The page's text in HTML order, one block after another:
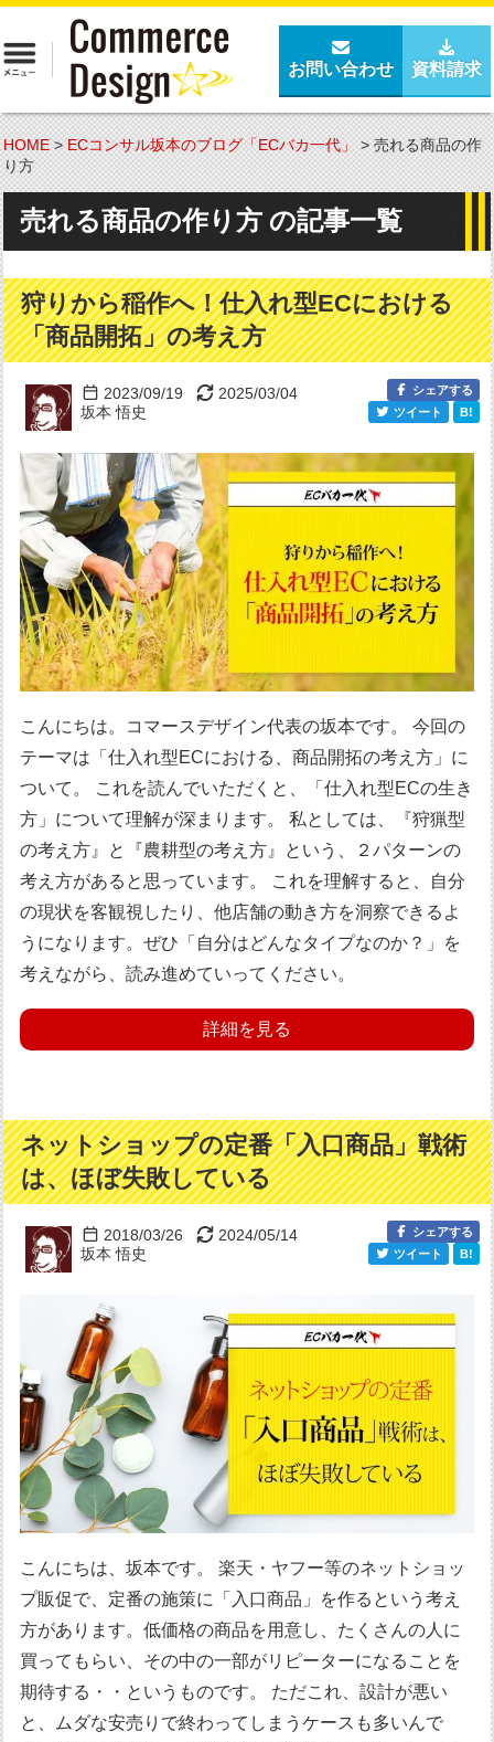
お問い合わせ 資料請求
HOME>ECコンサル坂本のブログ「ECバカ一代」>売れる商品の作
り方
売れる商品の作り方 の記事一覧
狩りから稲作へ！仕入れ型ECにおける
「商品開拓」の考え方
2023/09/19
2025/03/04
坂本 悟史
シェアする
ツイート
B!
こんにちは。コマースデザイン代表の坂本です。 今回の
テーマは「仕入れ型ECにおける、商品開拓の考え方」に
ついて。 これを読んでいただくと、「仕入れ型ECの生き
方」について理解が深まります。 私としては、『狩猟型
の考え方』と『農耕型の考え方』という、２パターンの
考え方があると思っています。 これを理解すると、自分
の現状を客観視したり、他店舗の動き方を洞察できるよ
うになります。ぜひ「自分はどんなタイプなのか？」を
考えながら、読み進めていってください。
詳細を見る
ネットショップの定番「入口商品」戦術
は、ほぼ失敗している
2018/03/26
2024/05/14
坂本 悟史
シェアする
ツイート
B!
こんにちは、坂本です。 楽天・ヤフー等のネットショッ
プ販促で、定番の施策に「入口商品」を作るという考え
方があります。低価格の商品を用意し、たくさんの人に
買ってもらい、その中の一部がリピーターになることを
期待する・・というものです。 ただこれ、設計が悪い
と、ムダな安売りで終わってしまうケースも多いんで